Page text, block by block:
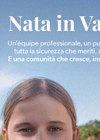
5 Agosto 2026
In Vetrina